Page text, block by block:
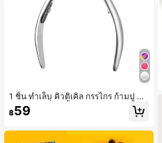
1 ชิ้น ทำเล็บ คิวติเคิล กรรไกร ก้ามปู คีม
ตัด ปัตตาเลี่ยน ขี้ไคล รีมูฟเวอร์ ตัด คีม
แต่งเล็บ สแตนเลส ตัดแต่ง การดูแลแล
฿59